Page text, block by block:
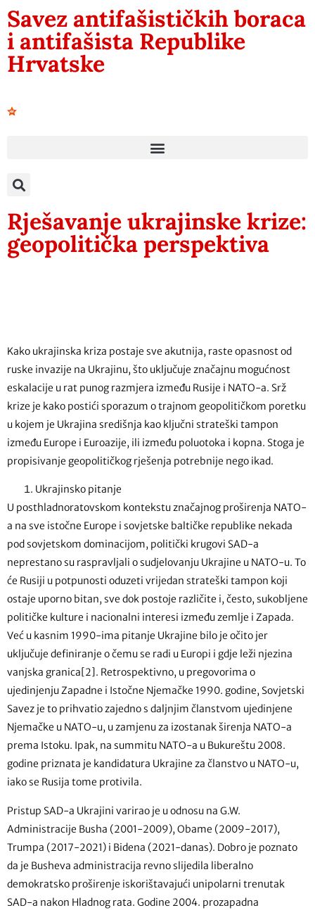
Savez antifašističkih boraca
i antifašista Republike
Hrvatske
Rješavanje ukrajinske krize:
geopolitička perspektiva
Kako ukrajinska kriza postaje sve akutnija, raste opasnost od
ruske invazije na Ukrajinu, što uključuje značajnu mogućnost
eskalacije u rat punog razmjera između Rusije i NATO-a. Srž
krize je kako postići sporazum o trajnom geopolitičkom poretku
u kojem je Ukrajina središnja kao ključni strateški tampon
između Europe i Euroazije, ili između poluotoka i kopna. Stoga je
propisivanje geopolitičkog rješenja potrebnije nego ikad.
Ukrajinsko pitanje
U posthladnoratovskom kontekstu značajnog proširenja NATO-
a na sve istočne Europe i sovjetske baltičke republike nekada
pod sovjetskom dominacijom, politički krugovi SAD-a
neprestano su raspravljali o sudjelovanju Ukrajine u NATO-u. To
će Rusiji u potpunosti oduzeti vrijedan strateški tampon koji
ostaje uporno bitan, sve dok postoje različite i, često, sukobljene
političke kulture i nacionalni interesi između zemlje i Zapada.
Već u kasnim 1990-ima pitanje Ukrajine bilo je očito jer
uključuje definiranje o čemu se radi u Europi i gdje leži njezina
vanjska granica[2]. Retrospektivno, u pregovorima o
ujedinjenju Zapadne i Istočne Njemačke 1990. godine, Sovjetski
Savez je to prihvatio zajedno s daljnjim članstvom ujedinjene
Njemačke u NATO-u, u zamjenu za izostanak širenja NATO-a
prema Istoku. Ipak, na summitu NATO-a u Bukureštu 2008.
godine priznata je kandidatura Ukrajine za članstvo u NATO-u,
iako se Rusija tome protivila.
Pristup SAD-a Ukrajini varirao je u odnosu na G.W.
Administracije Busha (2001-2009), Obame (2009-2017),
Trumpa (2017-2021) i Bidena (2021-danas). Dobro je poznato
da je Busheva administracija revno slijedila liberalno
demokratsko proširenje iskorištavajući unipolarni trenutak
SAD-a nakon Hladnog rata. Godine 2004. prozapadna